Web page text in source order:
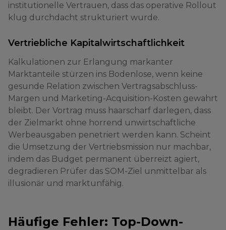
institutionelle Vertrauen, dass das operative Rollout
klug durchdacht strukturiert wurde.
Vertriebliche Kapitalwirtschaftlichkeit
Kalkulationen zur Erlangung markanter
Marktanteile stürzen ins Bodenlose, wenn keine
gesunde Relation zwischen Vertragsabschluss-
Margen und Marketing-Acquisition-Kosten gewahrt
bleibt. Der Vortrag muss haarscharf darlegen, dass
der Zielmarkt ohne horrend unwirtschaftliche
Werbeausgaben penetriert werden kann. Scheint
die Umsetzung der Vertriebsmission nur machbar,
indem das Budget permanent überreizt agiert,
degradieren Prüfer das SOM-Ziel unmittelbar als
illusionär und marktunfähig.
Häufige Fehler: Top-Down-